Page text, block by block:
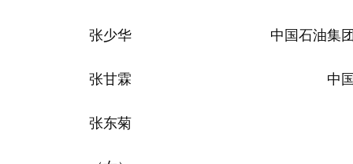
张少华 中国石油集
张甘霖 中
张东菊